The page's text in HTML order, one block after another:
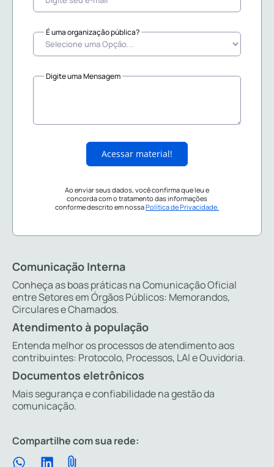
É uma organização pública?
Digite uma Mensagem
Acessar material!
Ao enviar seus dados, você confirma que leu e
concorda com o tratamento das informações
conforme descrito em nossaPolítica de Privacidade.
Comunicação Interna
Conheça as boas práticas na Comunicação Oficial
entre Setores em Órgãos Públicos: Memorandos,
Circulares e Chamados.
Atendimento à população
Entenda melhor os processos de atendimento aos
contribuintes: Protocolo, Processos, LAI e Ouvidoria.
Documentos eletrônicos
Mais segurança e confiabilidade na gestão da
comunicação.
Compartilhe com sua rede: